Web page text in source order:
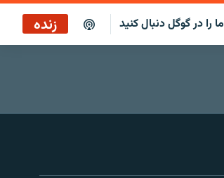
ما را در گوگل دنبال کنید زنده